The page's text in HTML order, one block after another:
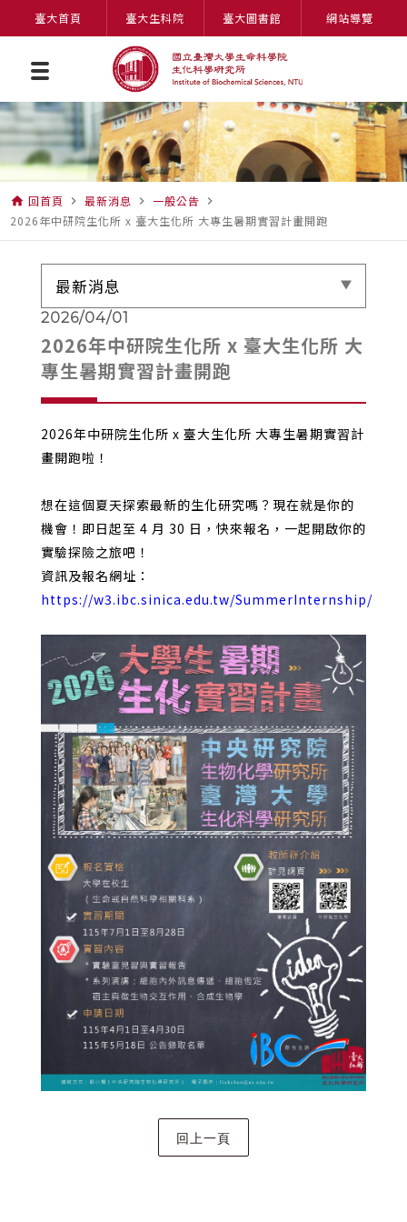
臺大首頁 臺大生科院 臺大圖書館 網站導覽
home 回首頁 navigate_next 最新消息 navigate_next 一般公告 navigate_next
2026年中研院生化所 x 臺大生化所 大專生暑期實習計畫開跑
最新消息
2026/04/01
2026年中研院生化所 x 臺大生化所 大
專生暑期實習計畫開跑
2026年中研院生化所 x 臺大生化所 大專生暑期實習計
畫開跑啦！
想在這個夏天探索最新的生化研究嗎？現在就是你的
機會！即日起至 4 月 30 日，快來報名，一起開啟你的
實驗探險之旅吧！
資訊及報名網址：
https://w3.ibc.sinica.edu.tw/SummerInternship/